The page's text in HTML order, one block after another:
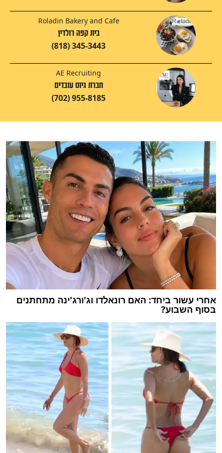
Roladin Bakery and Cafe
בית קפה רולדין
(818) 345-3443
AE Recruiting
חברת גיוס עובדים
(702) 955-8185
אחרי עשור ביחד: האם רונאלדו וג'ורג'ינה מתחתנים
בסוף השבוע?